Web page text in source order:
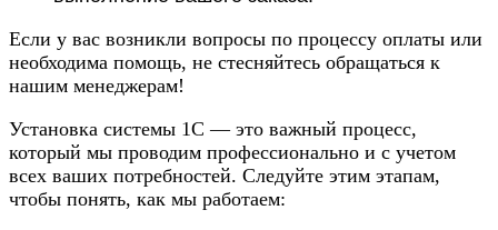
Если у вас возникли вопросы по процессу оплаты или
необходима помощь, не стесняйтесь обращаться к
нашим менеджерам!
Установка системы 1С — это важный процесс,
который мы проводим профессионально и с учетом
всех ваших потребностей. Следуйте этим этапам,
чтобы понять, как мы работаем: